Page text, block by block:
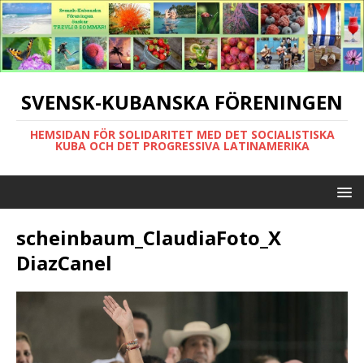
SVENSK-KUBANSKA FÖRENINGEN
HEMSIDAN FÖR SOLIDARITET MED DET SOCIALISTISKA
KUBA OCH DET PROGRESSIVA LATINAMERIKA
scheinbaum_ClaudiaFoto_X
DiazCanel